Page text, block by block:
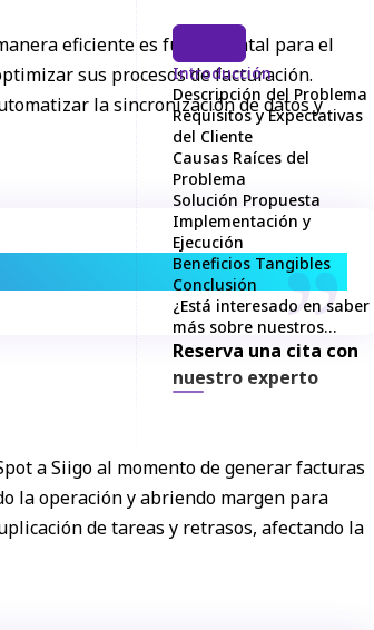
eficiente es fundamental para el
sus procesos de facturación.
la sincronización de datos y
operativa.
a Siigo al momento de generar facturas
la operación y abriendo margen para
de tareas y retrasos, afectando la
Introducción
Descripción del Problema
Requisitos y Expectativas
del Cliente
Causas Raíces del
Problema
Solución Propuesta
Implementación y
Ejecución
Beneficios Tangibles
Conclusión
¿Está interesado en saber
más sobre nuestros
servicios de integraciones
con HubSpot?
Reserva una cita con
nuestro experto